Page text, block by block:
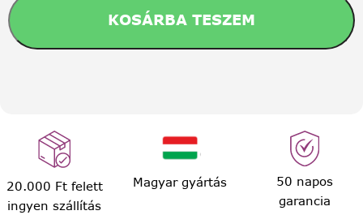
KOSÁRBA TESZEM
20.000 Ft felett
ingyen szállítás
Magyar gyártás
50 napos
garancia